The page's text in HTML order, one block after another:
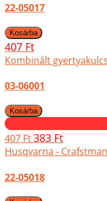
22-05017
407 Ft
Kombinált
03-06001
407 Ft383 Ft
Husqvarna -
22-05018